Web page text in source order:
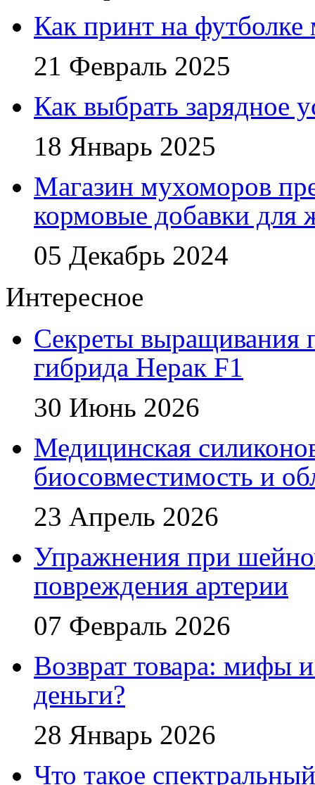
Как принт на
21 Февраль 2025
Как выбрать зарядное
18 Январь 2025
Магазин мухоморов
кормовые добавки для
05 Декабрь 2024
Интересное
Секреты выращивания
гибрида Нерак F1
30 Июнь 2026
Медицинская
биосовместимость и
23 Апрель 2026
Упражнения при
повреждения артерии
07 Февраль 2026
Возврат товара: мифы
деньги?
28 Январь 2026
Что такое